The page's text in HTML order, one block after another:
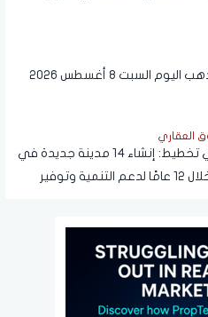
اليوم السبت 8 أغسطس 2026
العقاري
استشاري تخطيط: إنشاء 14 مدينة جديدة في
الصعيد خلال 12 عامًا لدعم التنمية وتوفير